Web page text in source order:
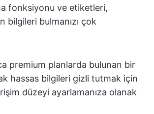
fonksiyonu ve etiketleri,
bilgileri bulmanızı çok
premium planlarda bulunan bir
hassas bilgileri gizli tutmak için
düzeyi ayarlamanıza olanak